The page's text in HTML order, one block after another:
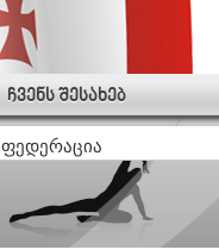
ჩვენს შესახებ
ფედერაცია